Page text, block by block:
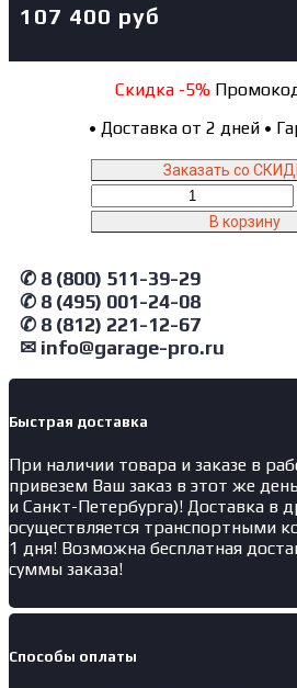
107 400 руб
Скидка -5%Промокод
• Доставка от 2 дней •
Заказать со
товара
N433BA
Траверса
пневмогидравлическая
3.2
т
для
подъемника
синяя
В корзину
✆ 8 (800) 511-39-29
✆ 8 (495) 001-24-08
✆ 8 (812) 221-12-67
✉ info@garage-pro.ru
Быстрая доставка
При наличии товара и заказе в
привезем Ваш заказ в этот же
и Санкт-Петербурга)! Доставка в
осуществляется транспортными
1 дня! Возможна бесплатная
суммы заказа!
Способы оплаты